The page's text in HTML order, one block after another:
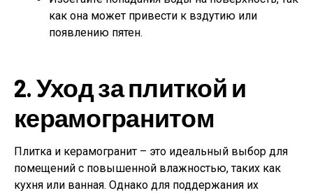
как она может привести к вздутию или
появлению пятен.
2. Уход за плиткой и
керамогранитом
Плитка и керамогранит – это идеальный выбор для
помещений с повышенной влажностью, таких как
кухня или ванная. Однако для поддержания их